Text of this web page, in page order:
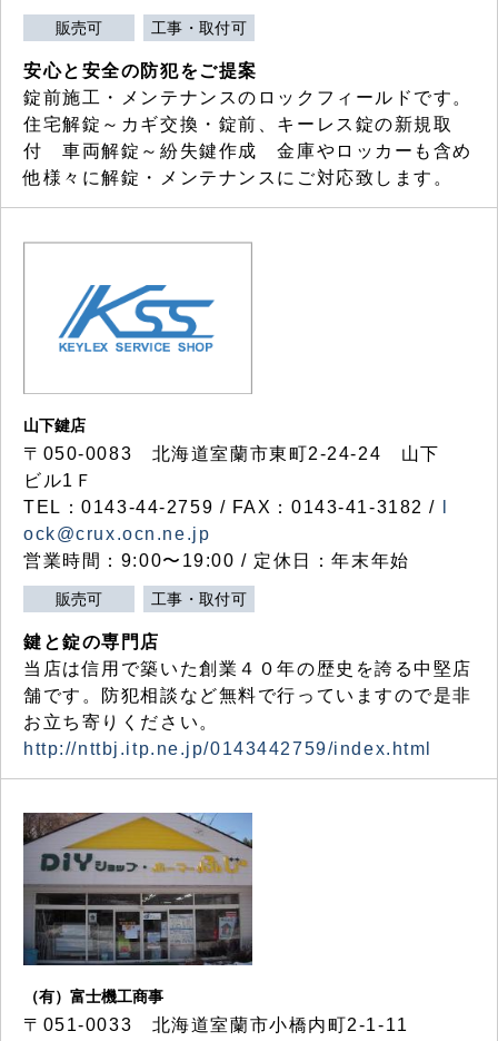
販売可 工事・取付可
安心と安全の防犯をご提案
錠前施工・メンテナンスのロックフィールドです。
住宅解錠～カギ交換・錠前、キーレス錠の新規取
付 車両解錠～紛失鍵作成 金庫やロッカーも含め
他様々に解錠・メンテナンスにご対応致します。
山下鍵店
〒050-0083 北海道室蘭市東町2-24-24 山下
ビル1Ｆ
TEL：0143-44-2759 / FAX：0143-41-3182 /
ock@crux.ocn.ne.jp
営業時間：9:00〜19:00 / 定休日：年末年始
販売可 工事・取付可
鍵と錠の専門店
当店は信用で築いた創業４０年の歴史を誇る中堅店
舗です。防犯相談など無料で行っていますので是非
お立ち寄りください。
http://nttbj.itp.ne.jp/0143442759/index.html
（有）富士機工商事
〒051-0033 北海道室蘭市小橋内町2-1-11